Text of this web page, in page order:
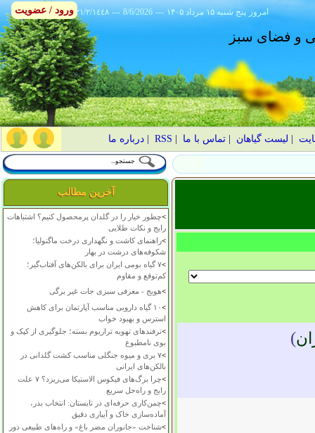
٢١/٢/١٤٤٨ --- 8/6/2026 --- ۱۴۰۵ پنج شنبه ۱۵ مرداد امروز
و فضای سبز
لیست گیاهان |تماس با ما RSS
|درباره ما
آخرین مطالب
>چطور خیار را در گلدان پرمحصول کنیم؟ اشتباهات
رایج و نکات طلایی
>راهنمای کاشت و نگهداری درخت ماگنولیا؛
شکوفه‌های درشت در بهار
>
۷ گیاه بومی ایران برای بالکن‌های آفتاب‌گیر؛
کم‌توقع و مقاوم
>هویج - معرفی سبزی جات غیر برگی
>
۱۰ گیاه دارویی مناسب آپارتمان برای کاهش
استرس و بهبود خواب
>ترفندهای تهویه تراریوم بسته؛ جلوگیری از کپک و
بوی نامطبوع
>
۷ بری و میوه جنگلی مناسب کشت گلدانی در
بالکن‌های ایرانی
>
چرا برگ‌های فیکوس الاستیکا می‌ریزد؟ ۷ علت
رایج و راه‌حل سریع
>چمن‌کاری حرفه‌ای در تابستان: انتخاب بذر،
آماده‌سازی خاک و آبیاری دقیق
>شناخت «جانوران مضر باغ» و راه‌های طبیعی دور
)
ورود / عضویت